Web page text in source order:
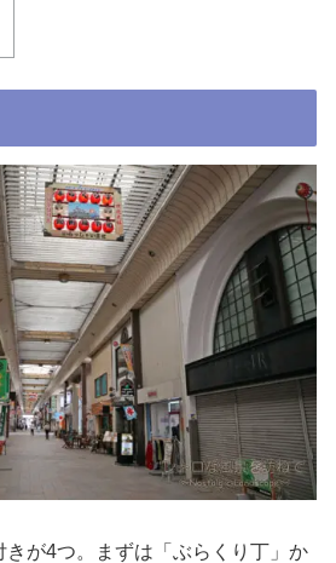
きが4つ。まずは「ぶらくり丁」か